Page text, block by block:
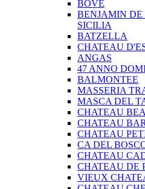
BOVE
BENJAMIN
SICILIA
BATZELLA
CHATEAU
ANGAS
47 ANNO
BALMONTEE
MASSERIA
MASCA DEL
CHATEAU
CHATEAU
CHATEAU
CA DEL
CHATEAU
CHATEAU DE
VIEUX